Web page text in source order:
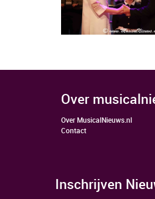
over
Over MusicalNieuws.nl
Contact
Inschrijven